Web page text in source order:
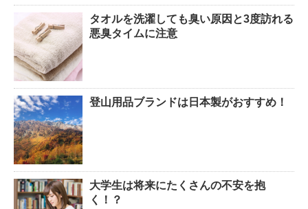
タオルを洗濯しても臭い原因と3度訪れる
悪臭タイムに注意
登山用品ブランドは日本製がおすすめ！
大学生は将来にたくさんの不安を抱
く！？